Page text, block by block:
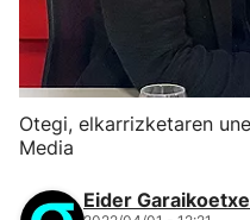
Otegi, elkarrizketaren
Media
Eider